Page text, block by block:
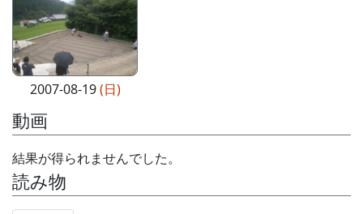
2007-08-19(日)
動画
結果が得られませんでした。
読み物